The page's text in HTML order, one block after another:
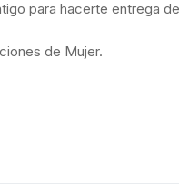
para hacerte entrega
de Mujer.